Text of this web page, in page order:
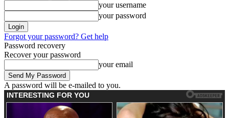
your username
your password
Forgot your password? Get help
Password recovery
Recover your password
your email
A password will be e-mailed to you.